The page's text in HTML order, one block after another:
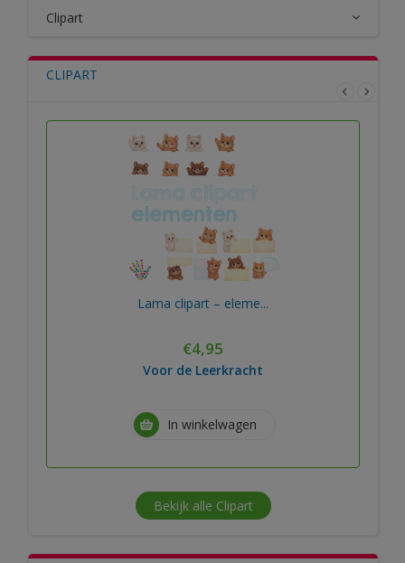
Clipart
CLIPART
Lama clipart – eleme...
€4,95
Voor de Leerkracht
In winkelwagen
Bekijk alle Clipart